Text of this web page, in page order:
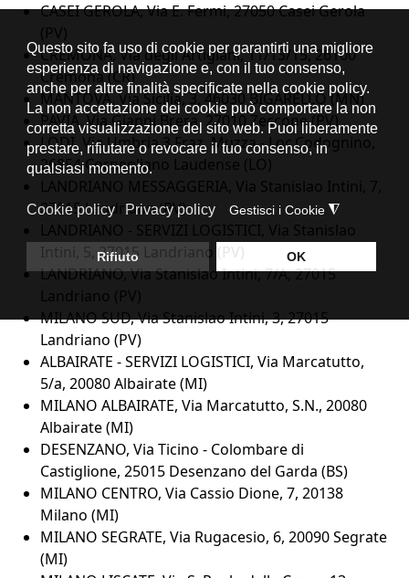
CASEI GEROLA, Via E. Fermi, 27050 Casei Gerola
(PV)
CREMONA, Via degli Artigiani, 11/13/15, 26100
Cremona (CR)
MANTOVA, Via Sicilia, 3, 46030 BIGARELLO (MN)
PAVIA, Via Gianni Brera, 27010 Zeccone (PV)
LODI, Via Umbria 3 Fraz. Muzza - Loc.Codognino,
26854 Cornegliano Laudense (LO)
LANDRIANO MESSAGGERIA, Via Stanislao Intini, 7,
27015 Landriano (PV)
LANDRIANO - SERVIZI LOGISTICI, Via Stanislao
Intini, 5, 27015 Landriano (PV)
LANDRIANO, Via Stanislao Intini, 7/A, 27015
Landriano (PV)
MILANO SUD, Via Stanislao Intini, 3, 27015
Landriano (PV)
ALBAIRATE - SERVIZI LOGISTICI, Via Marcatutto,
5/a, 20080 Albairate (MI)
MILANO ALBAIRATE, Via Marcatutto, S.N., 20080
Albairate (MI)
DESENZANO, Via Ticino - Colombare di
Castiglione, 25015 Desenzano del Garda (BS)
MILANO CENTRO, Via Cassio Dione, 7, 20138
Milano (MI)
MILANO SEGRATE, Via Rugacesio, 6, 20090 Segrate
(MI)